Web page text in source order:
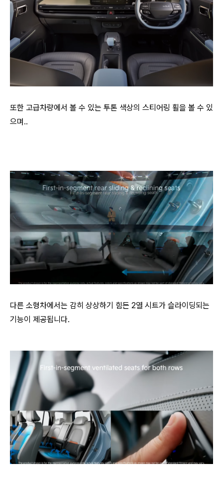
또한 고급차량에서 볼 수 있는 투톤 색상의 스티어링 횔을 볼 수 있
으며..
다른 소형차에서는 감히 상상하기 힘든 2열 시트가 슬라이딩되는
기능이 제공됩니다.